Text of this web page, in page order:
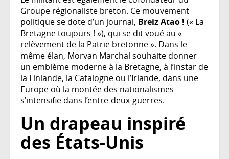
Groupe régionaliste breton. Ce mouvement
politique se dote d’un journal, Breiz Atao ! (« La
Bretagne toujours ! »), qui se dit voué au «
relèvement de la Patrie bretonne ». Dans le
même élan, Morvan Marchal souhaite donner
un emblème moderne à la Bretagne, à l’instar de
la Finlande, la Catalogne ou l’Irlande, dans une
Europe où la montée des nationalismes
s’intensifie dans l’entre-deux-guerres.
Un drapeau inspiré
des États-Unis